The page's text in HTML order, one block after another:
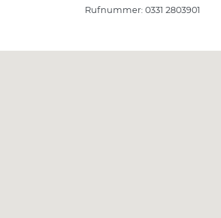
Rufnummer: 0331 2803901